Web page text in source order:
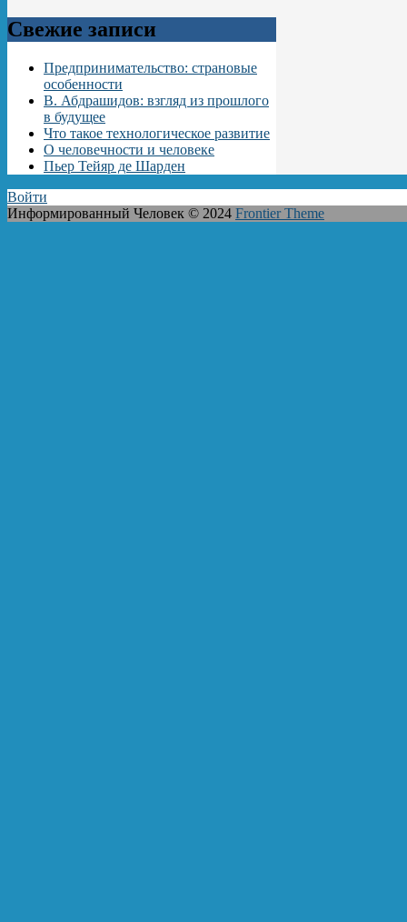
Свежие записи
Предпринимательство: страновые
особенности
В. Абдрашидов: взгляд из прошлого
в будущее
Что такое технологическое развитие
О человечности и человеке
Пьер Тейяр де Шарден
Войти
Информированный Человек © 2024 Frontier Theme